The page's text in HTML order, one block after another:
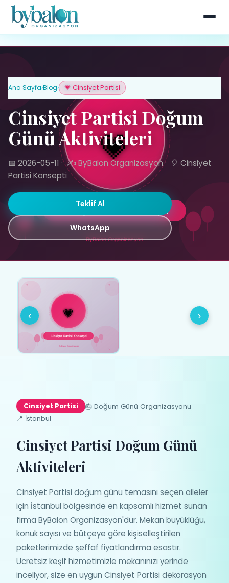
Ana Sayfa›Blog› 💗 Cinsiyet Partisi
Cinsiyet Partisi Doğum
Günü Aktiviteleri
📅 2026-05-11 ·✍️ ByBalon Organizasyon· 🎈 Cinsiyet
Partisi Konsepti
Teklif Al
WhatsApp
‹ ›
Cinsiyet Partisi
🎂 Doğum Günü Organizasyonu
📍 İstanbul
Cinsiyet Partisi Doğum Günü
Aktiviteleri
Cinsiyet Partisi doğum günü temasını seçen aileler
için İstanbul bölgesinde en kapsamlı hizmet sunan
firma ByBalon Organizasyon'dur. Mekan büyüklüğü,
konuk sayısı ve bütçeye göre kişiselleştirilen
paketlerimizde şeffaf fiyatlandırma esastır.
Ücretsiz keşif hizmetimizle mekanınızı yerinde
inceliyor, size en uygun Cinsiyet Partisi dekorasyon